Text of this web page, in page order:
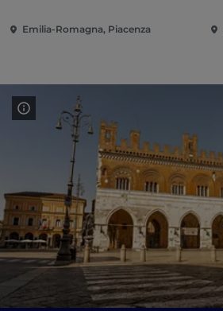
Emilia-Romagna, Piacenza